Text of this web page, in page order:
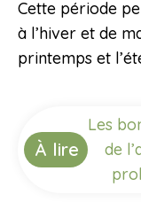
Cette période
à l’hiver et de
printemps et
À lire
Les
de